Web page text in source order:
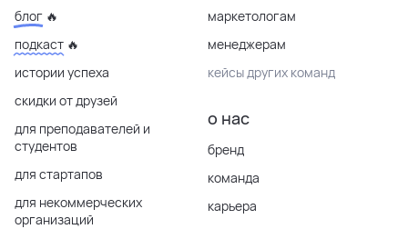
блог 🔥
подкаст 🔥
истории успеха
скидки от друзей
для преподавателей и
студентов
для стартапов
для некоммерческих
организаций
маркетологам
менеджерам
кейсы других команд
о нас
бренд
команда
карьера